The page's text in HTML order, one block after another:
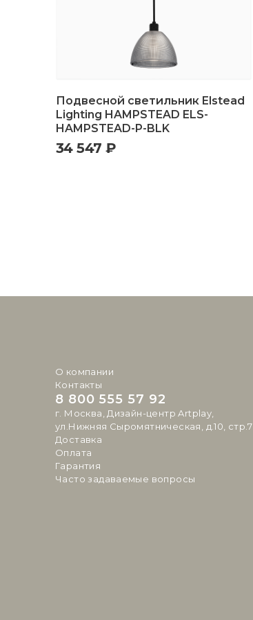
Подвесной светильник Elstead
Lighting HAMPSTEAD ELS-
HAMPSTEAD-P-BLK
34 547 ₽
О компании
Контакты
8 800 555 57 92
г. Москва, Дизайн-центр Artplay,
ул.Нижняя Сыромятническая, д.10, стр.7
Доставка
Оплата
Гарантия
Часто задаваемые вопросы